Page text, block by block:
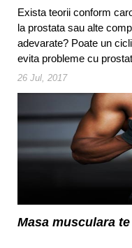
Exista teorii conform
la prostata sau alte
adevarate? Poate un
evita probleme cu
26 Jul, 2017
Masa musculara